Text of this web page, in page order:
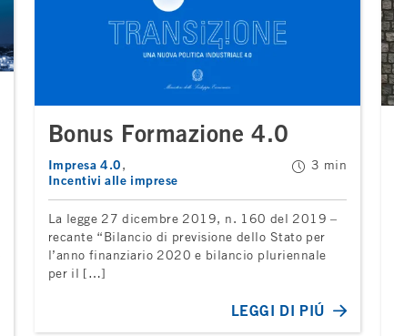
Bonus Formazione 4.0
Impresa 4.0
Incentivi alle imprese
3 min
La legge 27 dicembre 2019, n. 160 del 2019 –
recante “Bilancio di previsione dello Stato per
l’anno finanziario 2020 e bilancio pluriennale
per il […]
LEGGI DI PIÚ